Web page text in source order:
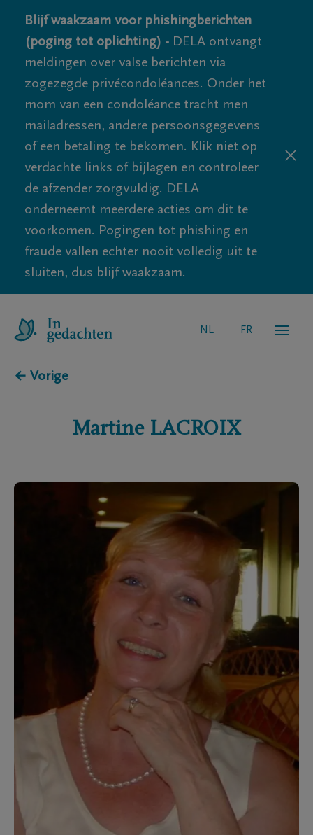
Blijf waakzaam voor phishingberichten
(poging tot oplichting) - DELA ontvangt
meldingen over valse berichten via
zogezegde privécondoléances. Onder het
mom van een condoléance tracht men
mailadressen, andere persoonsgegevens
of een betaling te bekomen. Klik niet op
verdachte links of bijlagen en controleer
de afzender zorgvuldig. DELA
onderneemt meerdere acties om dit te
voorkomen. Pogingen tot phishing en
fraude vallen echter nooit volledig uit te
sluiten, dus blijf waakzaam.
NL FR
← Vorige
Martine LACROIX